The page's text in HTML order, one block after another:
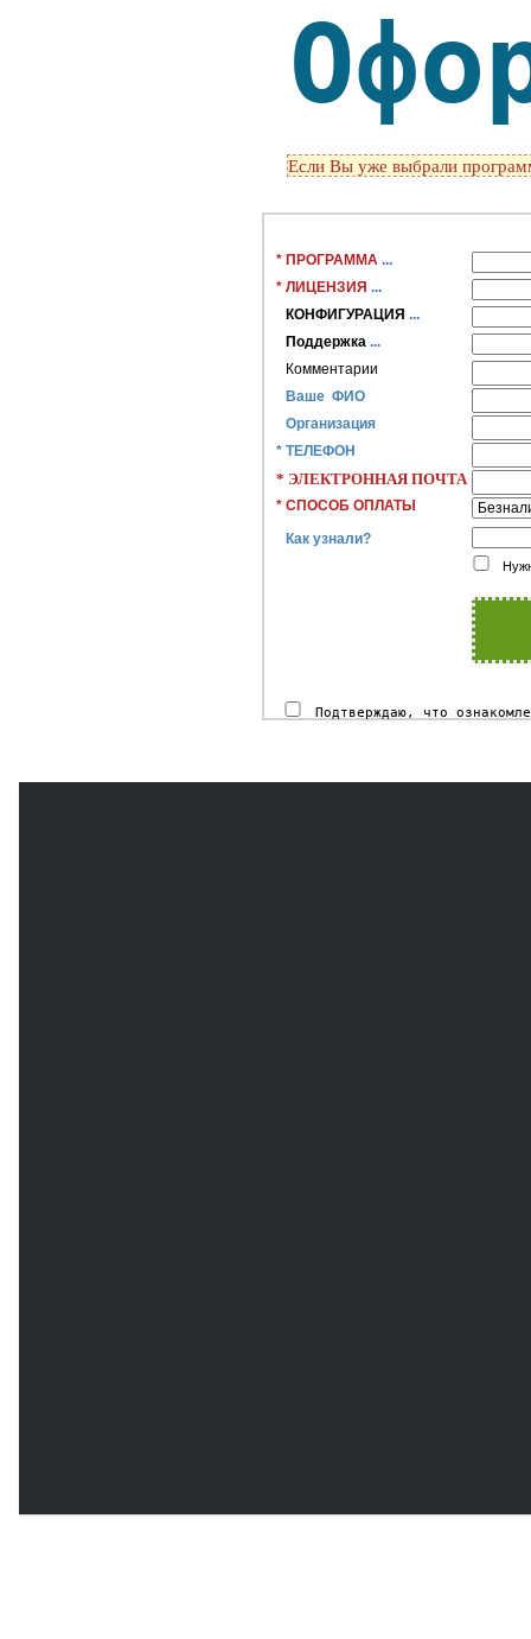
Если Вы уже выбрали
* ПРОГРАММА ...
* ЛИЦЕНЗИЯ ...
КОНФИГУРАЦИЯ ...
Поддержка ...
Комментарии
Ваше ФИО
Организация
* ТЕЛЕФОН
* ЭЛЕКТРОННАЯ ПОЧТА
* СПОСОБ ОПЛАТЫ
Как узнали?
Подтверждаю, что